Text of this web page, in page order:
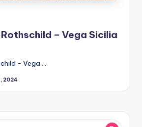
– Vega Sicilia
- Vega …
2024